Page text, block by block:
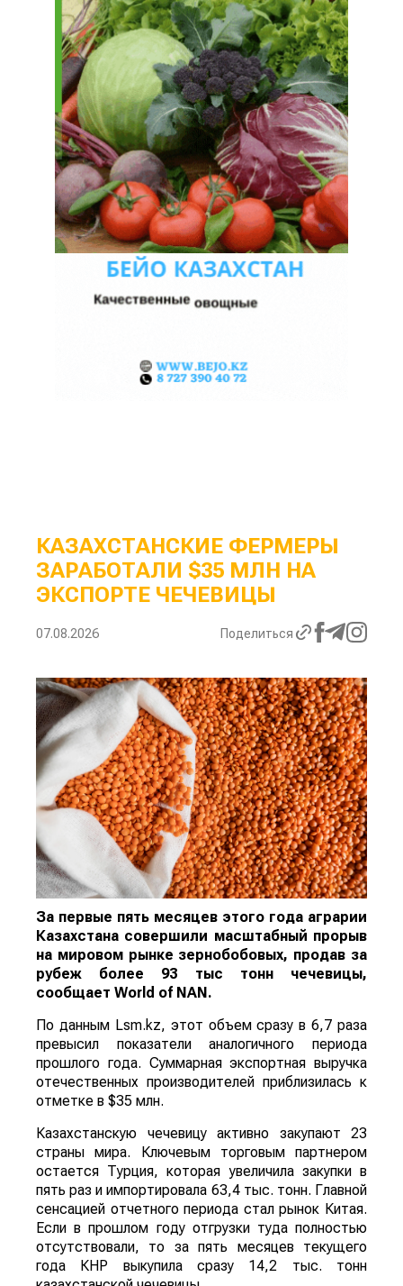
КАЗАХСТАНСКИЕ ФЕРМЕРЫ
ЗАРАБОТАЛИ $35 МЛН НА
ЭКСПОРТЕ ЧЕЧЕВИЦЫ
07.08.2026 Поделиться
За первые пять месяцев этого года аграрии
Казахстана совершили масштабный прорыв
на мировом рынке зернобобовых, продав за
рубеж более 93 тыс тонн чечевицы,
сообщает World of NAN .
По данным Lsm.kz, этот объем сразу в 6,7 раза
превысил показатели аналогичного периода
прошлого года. Суммарная экспортная выручка
отечественных производителей приблизилась к
отметке в $35 млн.
Казахстанскую чечевицу активно закупают 23
страны мира. Ключевым торговым партнером
остается Турция, которая увеличила закупки в
пять раз и импортировала 63,4 тыс. тонн. Главной
сенсацией отчетного периода стал рынок Китая.
Если в прошлом году отгрузки туда полностью
отсутствовали, то за пять месяцев текущего
года КНР выкупила сразу 14,2 тыс. тонн